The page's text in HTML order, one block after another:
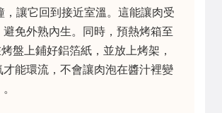
，讓它回到接近室溫。這能讓肉受
避免外熟內生。同時，預熱烤箱至
盤上鋪好鋁箔紙，並放上烤架，
才能環流，不會讓肉泡在醬汁裡變